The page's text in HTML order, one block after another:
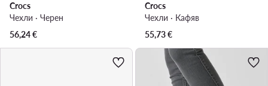
Crocs
Чехли · Черен
56,24€
Crocs
Чехли · Кафяв
55,73€